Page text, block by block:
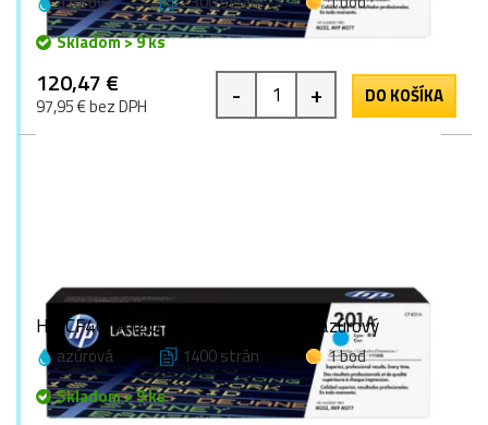
Skladom > 9 ks
120,47 €
97,95 € bez DPH - + DO KOŠÍKA
HP CF401A (201A), originálny toner, azúrový
azúrová 1400 strán
1 bod
Skladom > 9 ks